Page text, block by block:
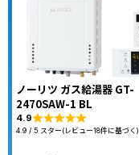
ノーリツ ガス給湯器 GT-
2470SAW-1 BL
4.9
4.9 / 5 スター(レビュー18件に基づく)